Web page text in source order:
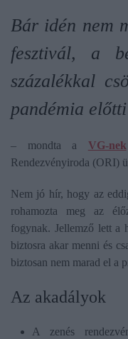
Bár idén nem
fesztivál, a
százalékkal
pandémia
– mondta a VG-nek
Rendezvényiroda (ORI)
Nem jó hír, hogy az
rohamozta meg az
fogynak. Jellemző lett a
biztosra akar menni és
biztosan nem marad el a
Az akadályok
A zenés